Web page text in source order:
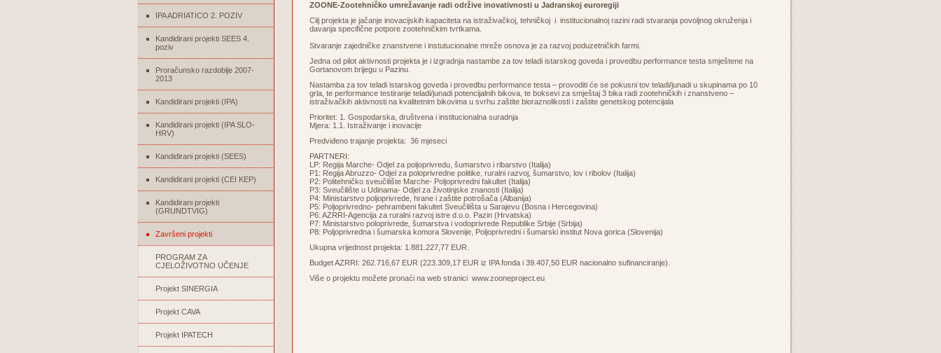
IPA ADRIATICO 2. POZIV
Kandidirani projekti SEES 4.
poziv
Proračunsko razdoblje 2007-
2013
Kandidirani projekti (IPA)
Kandidirani projekti (IPA SLO-
HRV)
Kandidirani projekti (SEES)
Kandidirani projekti (CEI KEP)
Kandidirani projekti
(GRUNDTVIG)
Završeni projekti
PROGRAM ZA
CJELOŽIVOTNO UČENJE
Projekt SINERGIA
Projekt CAVA
Projekt IPATECH
ZOONE-Zootehničko umrežavanje radi održive inovativnosti u Jadranskoj euroregiji
Cilj projekta je jačanje inovacijskih kapaciteta na istraživačkoj, tehničkoj i institucionalnoj razini radi stvaranja povoljnog okruženja i
davanja specifične potpore zootehničkim tvrtkama.
Stvaranje zajedničke znanstvene i instutucionalne mreže osnova je za razvoj poduzetničkih farmi.
Jedna od pilot aktivnosti projekta je i izgradnja nastambe za tov teladi istarskog goveda i provedbu performance testa smještene na
Gortanovom brijegu u Pazinu.
Nastamba za tov teladi istarskog goveda i provedbu performance testa – provoditi će se pokusni tov teladi/junadi u skupinama po 10
grla, te performance testiranje teladi/junadi potencijalnih bikova, te boksevi za smještaj 3 bika radi zootehničkih i znanstveno –
istraživačkih aktivnosti na kvalitetnim bikovima u svrhu zaštite bioraznolikosti i zaštite genetskog potencijala
Prioritet: 1. Gospodarska, društvena i institucionalna suradnja
Mjera: 1.1. Istraživanje i inovacije
Predviđeno trajanje projekta: 36 mjeseci
PARTNERI:
LP: Regija Marche- Odjel za poljoprivredu, šumarstvo i ribarstvo (Italija)
P1: Regija Abruzzo- Odjel za poloprivredne politike, ruralni razvoj, šumarstvo, lov i ribolov (Italija)
P2: Politehničko sveučilište Marche- Poljoprivredni fakultet (Italija)
P3: Sveučilište u Udinama- Odjel za životinjske znanosti (Italija)
P4: Ministarstvo poljoprivrede, hrane i zaštite potrošača (Albanija)
P5: Poljoprivredno- pehrambeni fakultet Sveučilišta u Sarajevu (Bosna i Hercegovina)
P6: AZRRI-Agencija za ruralni razvoj istre d.o.o. Pazin (Hrvatska)
P7: Ministarstvo poloprivrede, šumarstva i vodoprivrede Republike Srbije (Srbija)
P8: Poljoprivredna i šumarska komora Slovenije, Poljoprivredni i šumarski institut Nova gorica (Slovenija)
Ukupna vrijednost projekta: 1.881.227,77 EUR.
Budget AZRRI: 262.716,67 EUR (223.309,17 EUR iz IPA fonda i 39.407,50 EUR nacionalno sufinanciranje).
Više o projektu možete pronaći na web stranici www.zooneproject.eu